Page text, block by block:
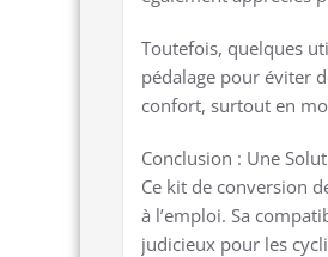
Toutefois, quelques
pédalage pour éviter
confort, surtout en
Conclusion : Une
Ce kit de conversion
à l’emploi. Sa
judicieux pour les